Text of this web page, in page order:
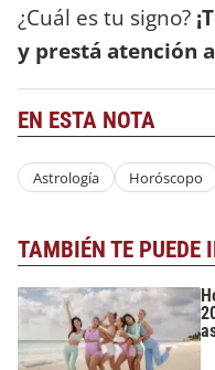
¿Cuál es tu signo?
y prestá atención
EN ESTA NOTA
Astrología Horóscopo
TAMBIÉN TE PUEDE